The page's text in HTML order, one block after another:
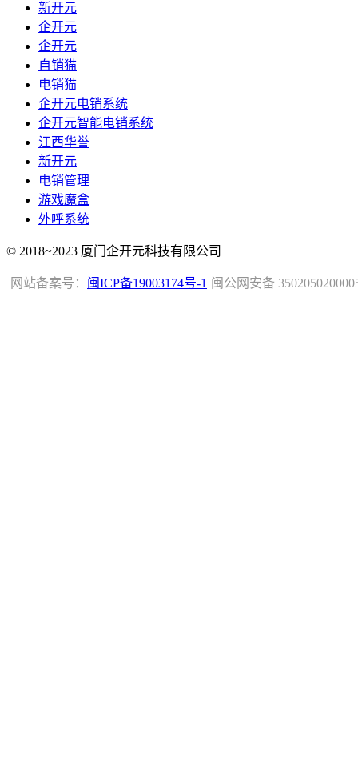
新开元
企开元
企开元
自销猫
电销猫
企开元电销系统
企开元智能电销系统
江西华誉
新开元
电销管理
游戏魔盒
外呼系统
© 2018~2023 厦门企开元科技有限公司
闽公网安备
网站备案号： 闽ICP备19003174号-1